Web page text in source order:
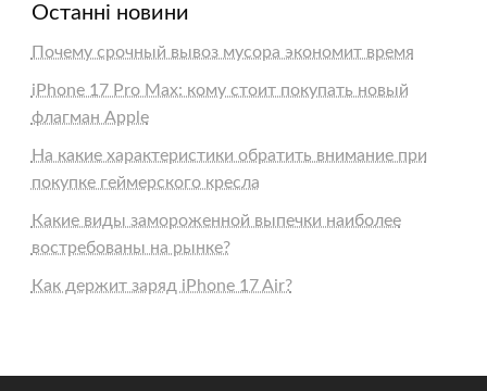
Останні новини
Почему срочный вывоз мусора экономит время
iPhone 17 Pro Max: кому стоит покупать новый
флагман Apple
На какие характеристики обратить внимание при
покупке геймерского кресла
Какие виды замороженной выпечки наиболее
востребованы на рынке?
Как держит заряд iPhone 17 Air?